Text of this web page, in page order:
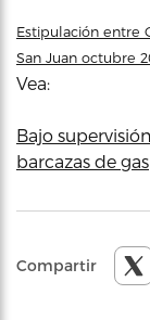
Estipulación entre
San Juan octubre
Vea:
Bajo
barcazas de gas
Compartir